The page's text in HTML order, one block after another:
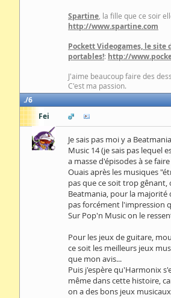
Spartine, la fille que ce soir
http://www.spartine.com
Pockett Videogames, le site
portables!: http://
J'aime beaucoup faire des
C'est ma passion.
6
Fei
Je sais pas moi y a
Music 14 (je sais pas lequel
a masse d'épisodes à se
Ouais après les musiques
pas que ce soit trop gênant,
Beatmania, pour la majorité
pas forcément l'impression
Sur Pop'n Music on le
Pour les jeux de guitare,
ce soit les meilleurs jeux
que mon avis...
Puis j'espère qu'Harmonix
même dans cette histoire,
on a des bons jeux